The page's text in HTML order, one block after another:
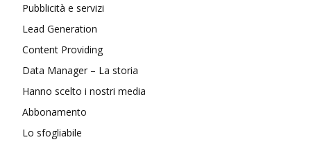
Pubblicità e servizi
Lead Generation
Content Providing
Data Manager – La storia
Hanno scelto i nostri media
Abbonamento
Lo sfogliabile